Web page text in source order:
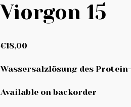
Viorgon 15
€18,00
Wassersalzlösung des
Available on backorder